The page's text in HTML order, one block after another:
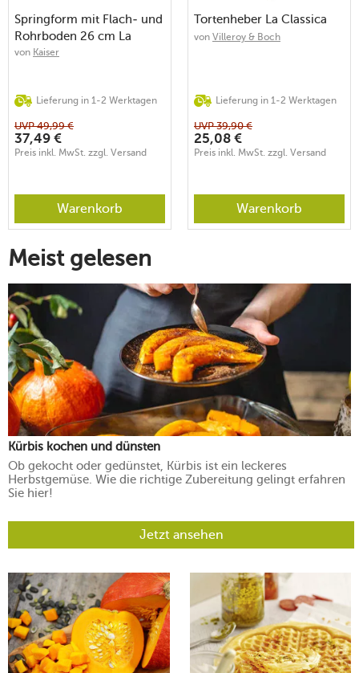
Springform mit Flach- und
Rohrboden 26 cm La
Forme Plus SafeClick
von Kaiser
Lieferung in 1-2 Werktagen
UVP49,99 €
37,49 €
Preis inkl. MwSt. zzgl. Versand
Warenkorb
Tortenheber La Classica
von Villeroy & Boch
Lieferung in 1-2 Werktagen
UVP39,90 €
25,08 €
Preis inkl. MwSt. zzgl. Versand
Warenkorb
Meist gelesen
Kürbis kochen und dünsten
Ob gekocht oder gedünstet, Kürbis ist ein leckeres
Herbstgemüse. Wie die richtige Zubereitung gelingt erfahren
Sie hier!
Jetzt ansehen